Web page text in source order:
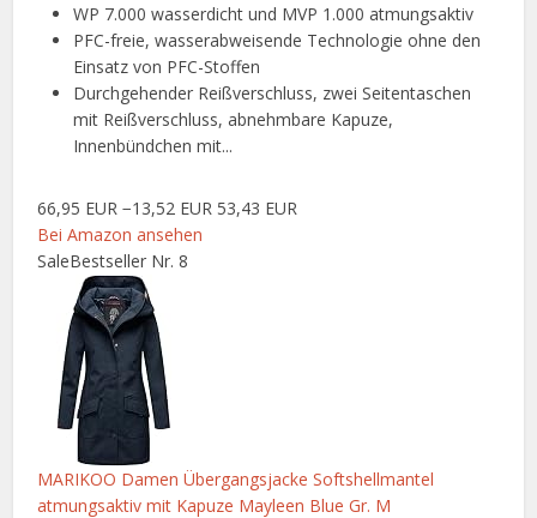
WP 7.000 wasserdicht und MVP 1.000 atmungsaktiv
PFC-freie, wasserabweisende Technologie ohne den
Einsatz von PFC-Stoffen
Durchgehender Reißverschluss, zwei Seitentaschen
mit Reißverschluss, abnehmbare Kapuze,
Innenbündchen mit...
66,95 EUR −13,52 EUR 53,43 EUR
Bei Amazon ansehen
SaleBestseller Nr. 8
MARIKOO Damen Übergangsjacke Softshellmantel
atmungsaktiv mit Kapuze Mayleen Blue Gr. M